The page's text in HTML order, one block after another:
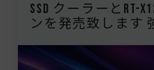
SSD クーラーとRT-
ンを発売致します